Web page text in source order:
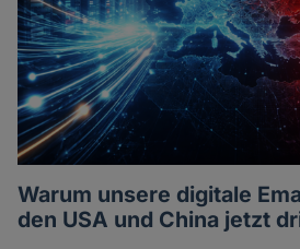
Warum unsere digitale
den USA und China jetzt